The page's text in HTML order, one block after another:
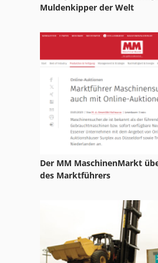
Kgs 1670
Leit Und
Nc Drehmaschine
Nc Fräsmaschine
Nc Teilapparat
Ng 200
Werkstatt Presse
Muldenkipper der Welt
Der MM MaschinenMarkt
des Marktführers